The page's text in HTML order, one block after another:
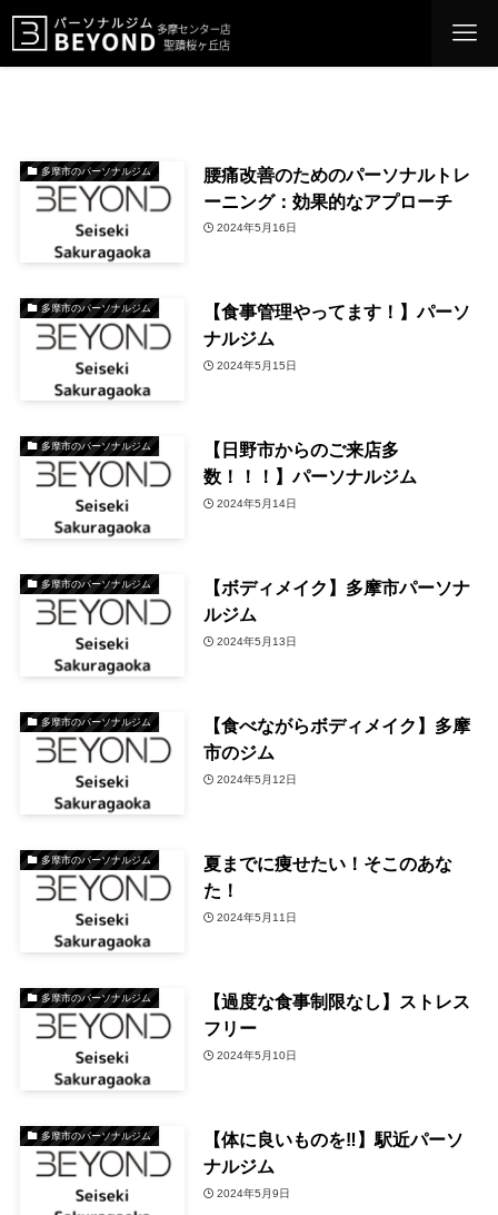
多摩市のパーソナルジム
腰痛改善のためのパーソナルトレ
ーニング：効果的なアプローチ
2024年5月16日
多摩市のパーソナルジム
【食事管理やってます！】パーソ
ナルジム
2024年5月15日
多摩市のパーソナルジム
【日野市からのご来店多
数！！！】パーソナルジム
2024年5月14日
多摩市のパーソナルジム
【ボディメイク】多摩市パーソナ
ルジム
2024年5月13日
多摩市のパーソナルジム
【食べながらボディメイク】多摩
市のジム
2024年5月12日
多摩市のパーソナルジム
夏までに痩せたい！そこのあな
た！
2024年5月11日
多摩市のパーソナルジム
【過度な食事制限なし】ストレス
フリー
2024年5月10日
多摩市のパーソナルジム
【体に良いものを‼️】駅近パーソ
ナルジム
2024年5月9日